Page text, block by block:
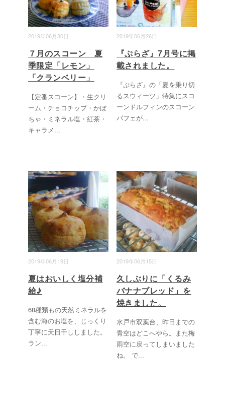
2019年06月30日
７月のスコーン 夏
季限定「レモン」
「クランベリー」
【定番スコーン】・生クリ
ーム・チョコチップ・かぼ
ちゃ・ミネラル塩・紅茶・
キャラメ...
2019年06月26日
『ぷらざ』7月号に掲
載されました。
『ぷらざ』の「夏を乗り切
るスウィーツ」特集にスコ
ーンドルフィンのスコーン
パフェが...
2019年06月19日
夏はおいしく塩分補
給♪
68種類もの天然ミネラルを
含む海のお塩を、じっくり
丁寧に天日干ししました。
ラン...
2019年06月15日
久しぶりに「くるみ
バナナブレッド」を
焼きました。
水戸市双葉台、昨日までの
青空はどこへやら。また梅
雨空に戻ってしまいました
ね。 で...